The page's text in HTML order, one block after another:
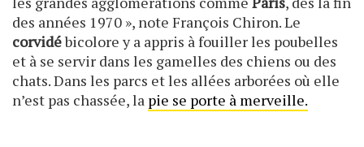
des années 1970 », note François Chiron. Le
corvidébicolore y a appris à fouiller les poubelles
et à se servir dans les gamelles des chiens ou des
chats. Dans les parcs et les allées arborées où elle
n’est pas chassée, la pie se porte à merveille.